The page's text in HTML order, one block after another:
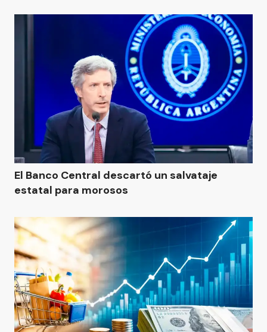
El Banco Central descartó un salvataje
estatal para morosos